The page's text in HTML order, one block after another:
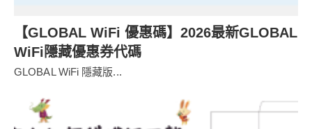
【GLOBAL WiFi 優惠碼】2026最新GLOBAL
WiFi隱藏優惠券代碼
GLOBAL WiFi 隱藏版...